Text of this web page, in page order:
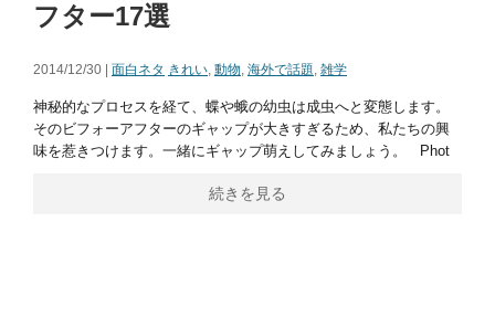
フター17選
2014/12/30 | 面白ネタ きれい, 動物, 海外で話題, 雑学
神秘的なプロセスを経て、蝶や蛾の幼虫は成虫へと変態します。
そのビフォーアフターのギャップが大きすぎるため、私たちの興
味を惹きつけます。一緒にギャップ萌えしてみましょう。 Phot
続きを見る